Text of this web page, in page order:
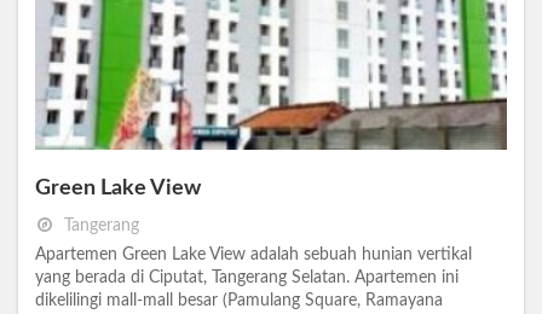
Green Lake View
Tangerang
Apartemen Green Lake View adalah sebuah hunian vertikal
yang berada di Ciputat, Tangerang Selatan. Apartemen ini
dikelilingi mall-mall besar (Pamulang Square, Ramayana